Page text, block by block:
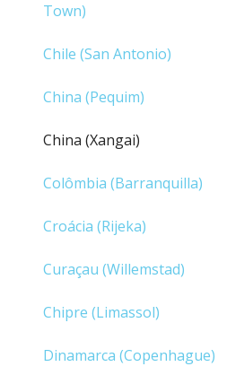
Town)
Chile (San Antonio)
China (Pequim)
China (Xangai)
Colômbia (Barranquilla)
Croácia (Rijeka)
Curaçau (Willemstad)
Chipre (Limassol)
Dinamarca (Copenhague)